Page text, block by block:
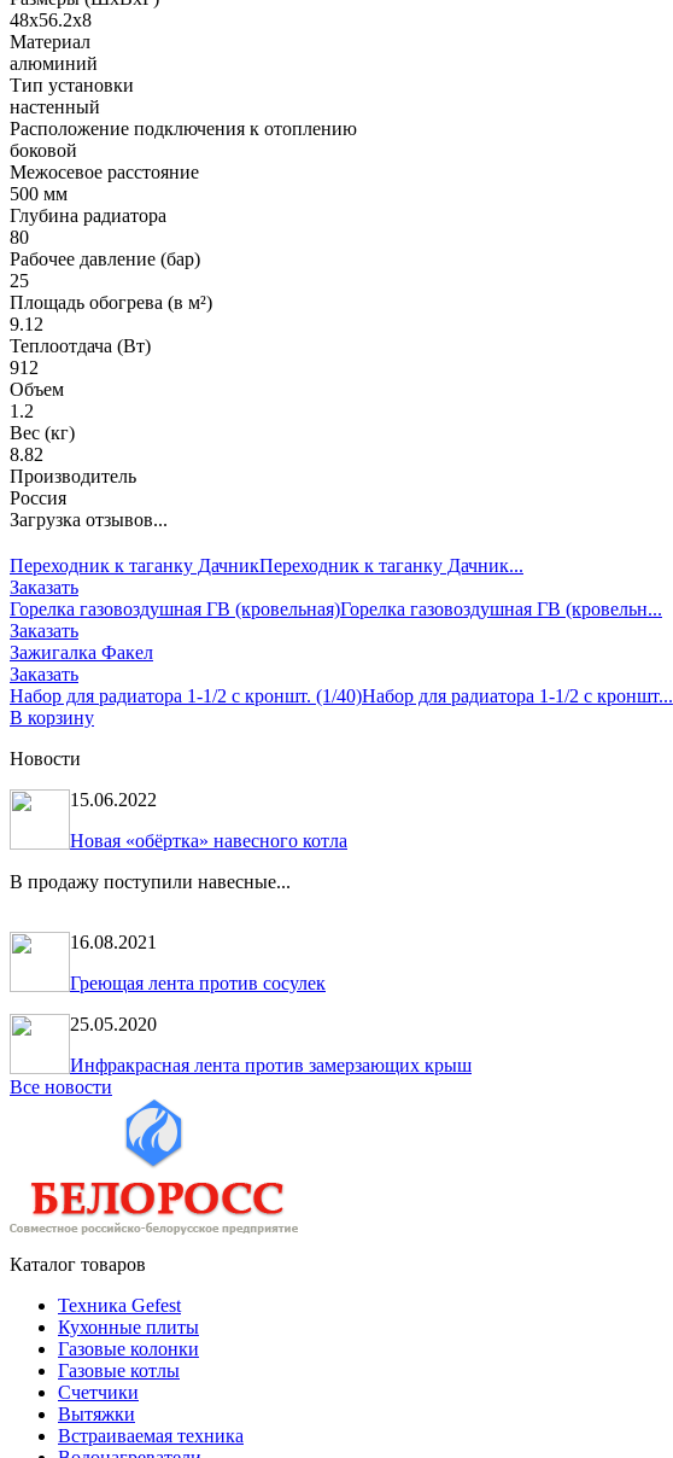
48х56.2х8
Материал
алюминий
Тип установки
настенный
Расположение подключения к отоплению
боковой
Межосевое расстояние
500 мм
Глубина радиатора
80
Рабочее давление (бар)
25
Площадь обогрева (в м²)
9.12
Теплоотдача (Вт)
912
Объем
1.2
Вес (кг)
8.82
Производитель
Россия
Загрузка отзывов...
Переходник к таганку ДачникПереходник к таганку Дачник...
Заказать
Горелка газовоздушная ГВ (кровельная)Горелка газовоздушная ГВ (кровельн...
Заказать
Зажигалка Факел
Заказать
Набор для радиатора 1-1/2 с кроншт. (1/40)Набор для радиатора 1-1/2 с кроншт...
В корзину
Новости
15.06.2022
Новая «обёртка» навесного котла
В продажу поступили навесные...
16.08.2021
Греющая лента против сосулек
25.05.2020
Инфракрасная лента против замерзающих крыш
Все новости
Каталог товаров
Техника Gefest
Кухонные плиты
Газовые колонки
Газовые котлы
Счетчики
Вытяжки
Встраиваемая техника